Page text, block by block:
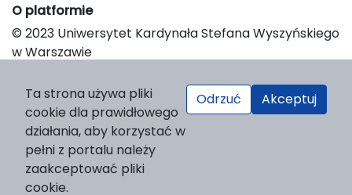
O platformie
© 2023 Uniwersytet Kardynała Stefana Wyszyńskiego
w Warszawie
Platform & Workflow by OJS/PKP
Ta strona używa pliki
cookie dla prawidłowego
działania, aby korzystać w
pełni z portalu należy
zaakceptować pliki
cookie.
Odrzuć Akceptuj